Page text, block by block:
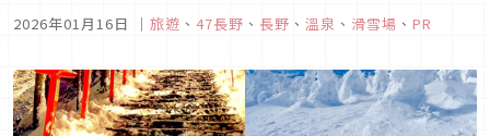
雪、享受頂級雪質，又能靜謐感受溫泉鄉情調的私房景點，那麼
選擇。 享受滑雪...
2026年01月16日 ｜ 旅遊 、 47長野 、 長野 、 溫泉 、 滑雪場 、 PR